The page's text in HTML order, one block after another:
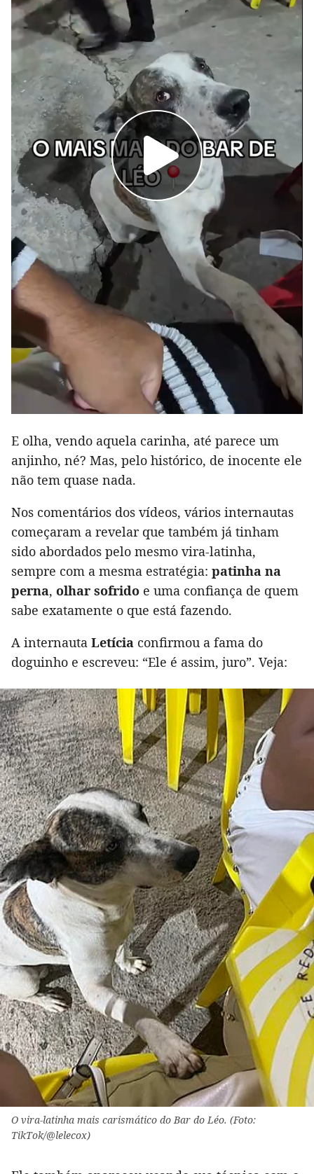
E olha, vendo aquela carinha, até parece um
anjinho, né? Mas, pelo histórico, de inocente ele
não tem quase nada.
Nos comentários dos vídeos, vários internautas
começaram a revelar que também já tinham
sido abordados pelo mesmo vira-latinha,
sempre com a mesma estratégia: patinha na
perna, olhar sofrido e uma confiança de quem
sabe exatamente o que está fazendo.
A internauta Letícia confirmou a fama do
doguinho e escreveu: “Ele é assim, juro”. Veja:
O vira-latinha mais carismático do Bar do Léo. (Foto:
TikTok/@lelecox)